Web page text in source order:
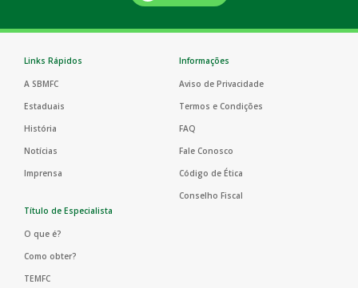
Links Rápidos
A SBMFC
Estaduais
História
Notícias
Imprensa
Informações
Aviso de Privacidade
Termos e Condições
FAQ
Fale Conosco
Código de Ética
Conselho Fiscal
Título de Especialista
O que é?
Como obter?
TEMFC